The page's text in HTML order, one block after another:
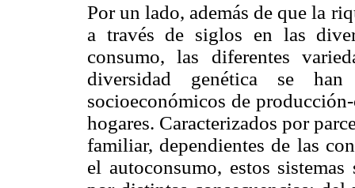
Por un lado, además de que la
a través de siglos en las
consumo, las diferentes
diversidad genética se
socioeconómicos de
hogares. Caracterizados por
familiar, dependientes de las
el autoconsumo, estos sistemas